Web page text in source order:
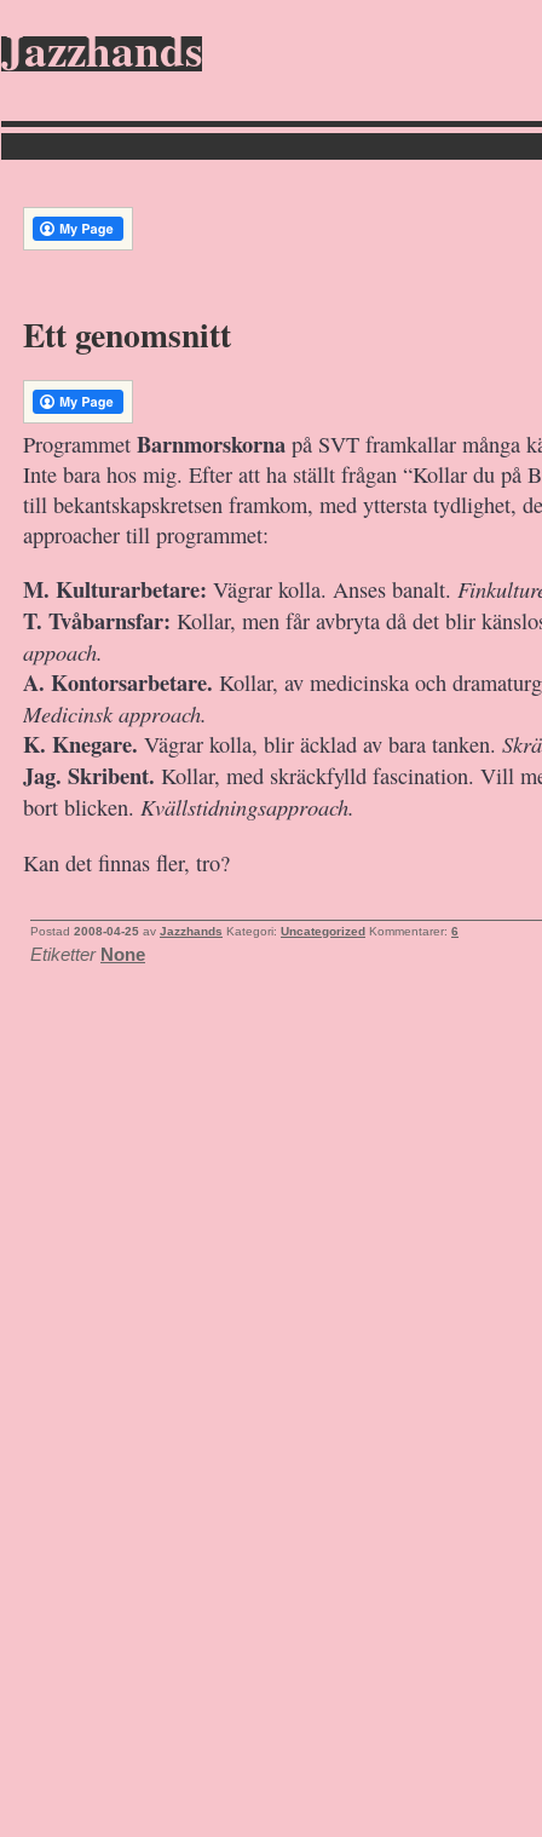
Jazzhands
Ett genomsnitt
Programmet Barnmorskorna på SVT framkallar många
Inte bara hos mig. Efter att ha ställt frågan “Kollar du på
till bekantskapskretsen framkom, med yttersta tydlighet,
approacher till programmet:
M. Kulturarbetare: Vägrar kolla. Anses banalt.
T. Tvåbarnsfar: Kollar, men får avbryta då det blir
appoach.
A. Kontorsarbetare. Kollar, av medicinska och
Medicinsk approach.
K. Knegare. Vägrar kolla, blir äcklad av bara tanken.
Jag. Skribent. Kollar, med skräckfylld fascination. Vill
bort blicken. Kvällstidningsapproach.
Kan det finnas fler, tro?
Postad 2008-04-25 av Jazzhands Kategori: Uncategorized Kommentarer: 6
Etiketter None